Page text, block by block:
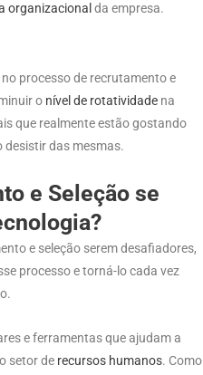
organizacional da empresa.
processo de recrutamento e
o nível de rotatividade na
que realmente estão gostando
desistir das mesmas.
e Seleção se
e seleção serem desafiadores,
processo e torná-lo cada vez
e ferramentas que ajudam a
setor de recursos humanos. Como